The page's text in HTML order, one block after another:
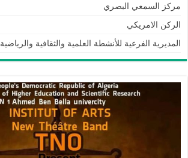
مركز السمعي البصري
الركن الامريكي
المديرية الفرعية للأنشطة العلمية والثقافية والرياضية